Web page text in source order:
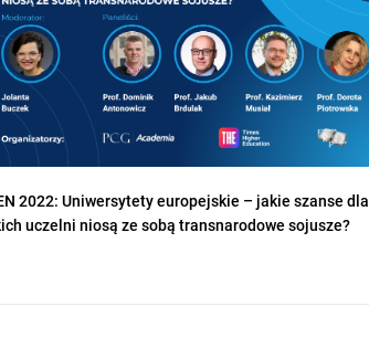
2022: Uniwersytety europejskie – jakie szanse dla
uczelni niosą ze sobą transnarodowe sojusze?